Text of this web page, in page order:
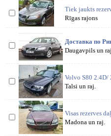
Tiek jaukts
Rīgas rajons
Доставка по
Daugavpils un
Volvo S80 2.4D/
Talsi un raj.
Visas rezerves
Madona un raj.